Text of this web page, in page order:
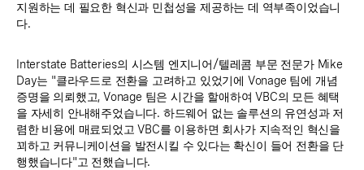
지원하는 데 필요한 혁신과 민첩성을 제공하는 데 역부족이었습니
다.
Interstate Batteries의 시스템 엔지니어/텔레콤 부문 전문가 Mike
Day는 "클라우드로 전환을 고려하고 있었기에 Vonage 팀에 개념
증명을 의뢰했고, Vonage 팀은 시간을 할애하여 VBC의 모든 혜택
을 자세히 안내해주었습니다. 하드웨어 없는 솔루션의 유연성과 저
렴한 비용에 매료되었고 VBC를 이용하면 회사가 지속적인 혁신을
꾀하고 커뮤니케이션을 발전시킬 수 있다는 확신이 들어 전환을 단
행했습니다"고 전했습니다.